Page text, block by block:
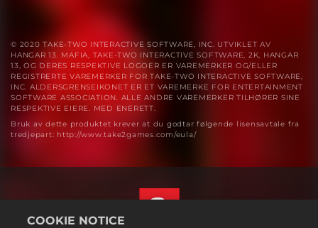
© 2020 TAKE-TWO INTERACTIVE SOFTWARE, INC. UTVIKLET AV
HANGAR 13. MAFIA, TAKE-TWO INTERACTIVE SOFTWARE, 2K, HANGAR
13, OG DERES RESPEKTIVE LOGOER ER VAREMERKER OG/ELLER
REGISTRERTE VAREMERKER FOR TAKE-TWO INTERACTIVE SOFTWARE,
INC. ALDERSGRENSEIKONET ER ET VAREMERKE FOR ENTERTAINMENT
SOFTWARE ASSOCIATION. ALLE ANDRE VAREMERKER TILHØRER SINE
RESPEKTIVE EIERE. MED ENERETT.
Bruk av dette produktet krever at du godtar følgende lisensavtale fra
tredjepart: http://www.take2games.com/eula/
COOKIE NOTICE